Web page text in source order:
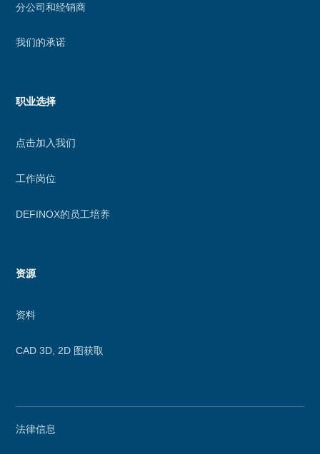
分公司和经销商
我们的承诺
职业选择
点击加入我们
工作岗位
DEFINOX的员工培养
资源
资料
CAD 3D, 2D 图获取
Secondary
法律信息